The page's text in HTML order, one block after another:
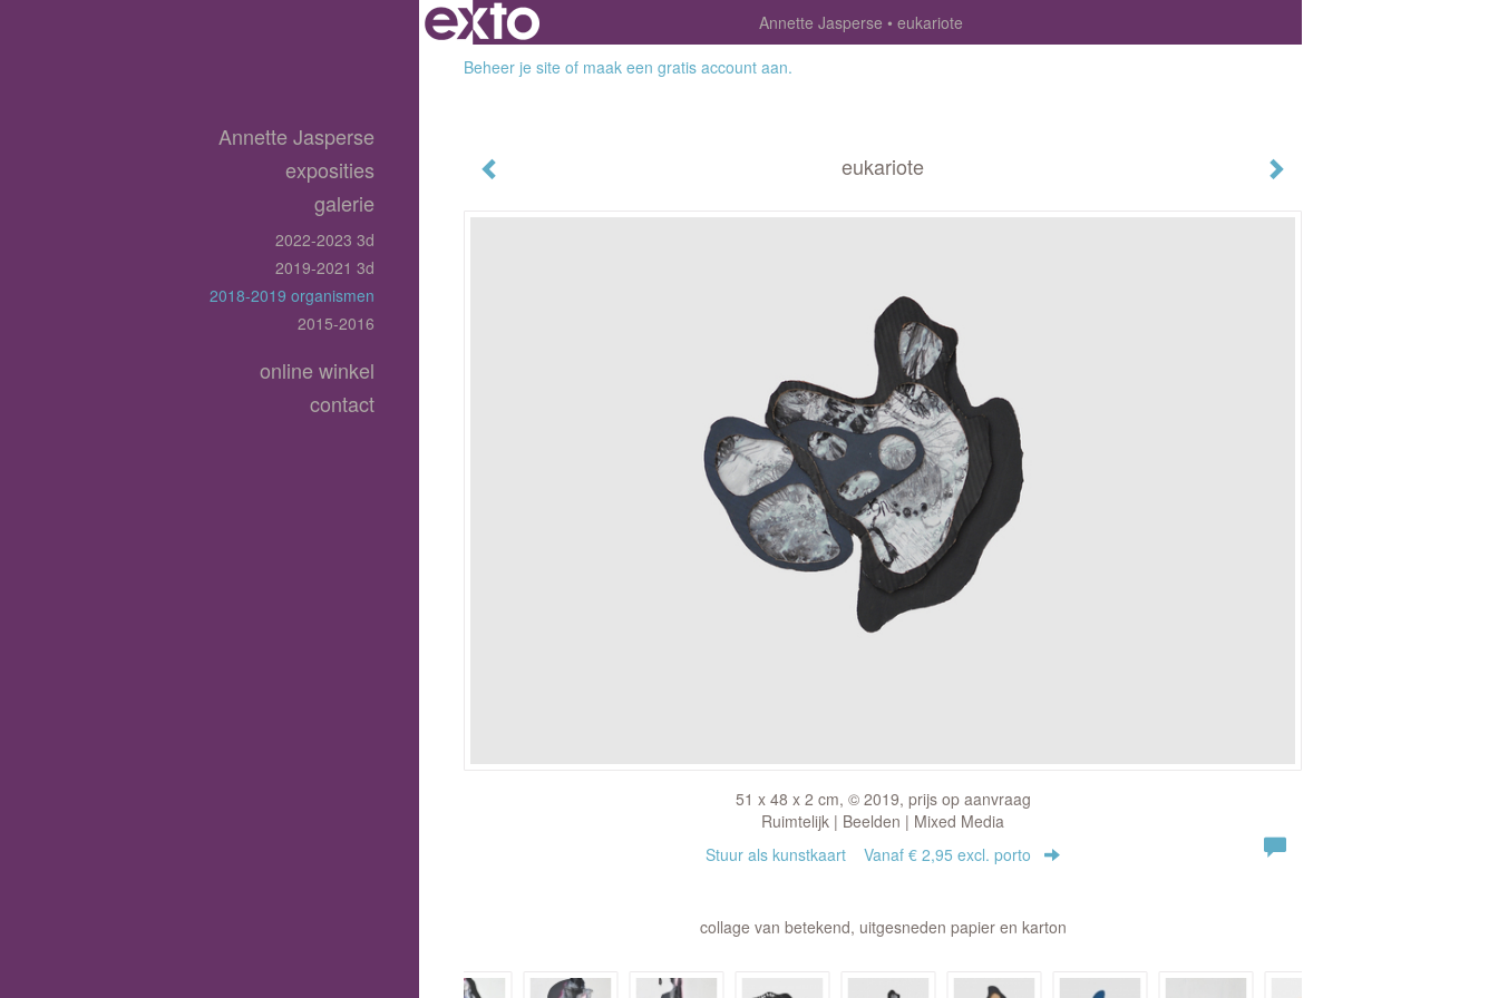
Annette Jasperse
eukariote
Beheer je site of maak een gratis account aan.
eukariote
51 x 48 x 2 cm, © 2019, prijs op aanvraag
Ruimtelijk | Beelden | Mixed Media
Stuur als kunstkaart Vanaf € 2,95 excl. porto
collage van betekend, uitgesneden papier en karton
Annette Jasperse
exposities
galerie
2022-2023 3d
2019-2021 3d
2018-2019 organismen
2015-2016
online winkel
contact